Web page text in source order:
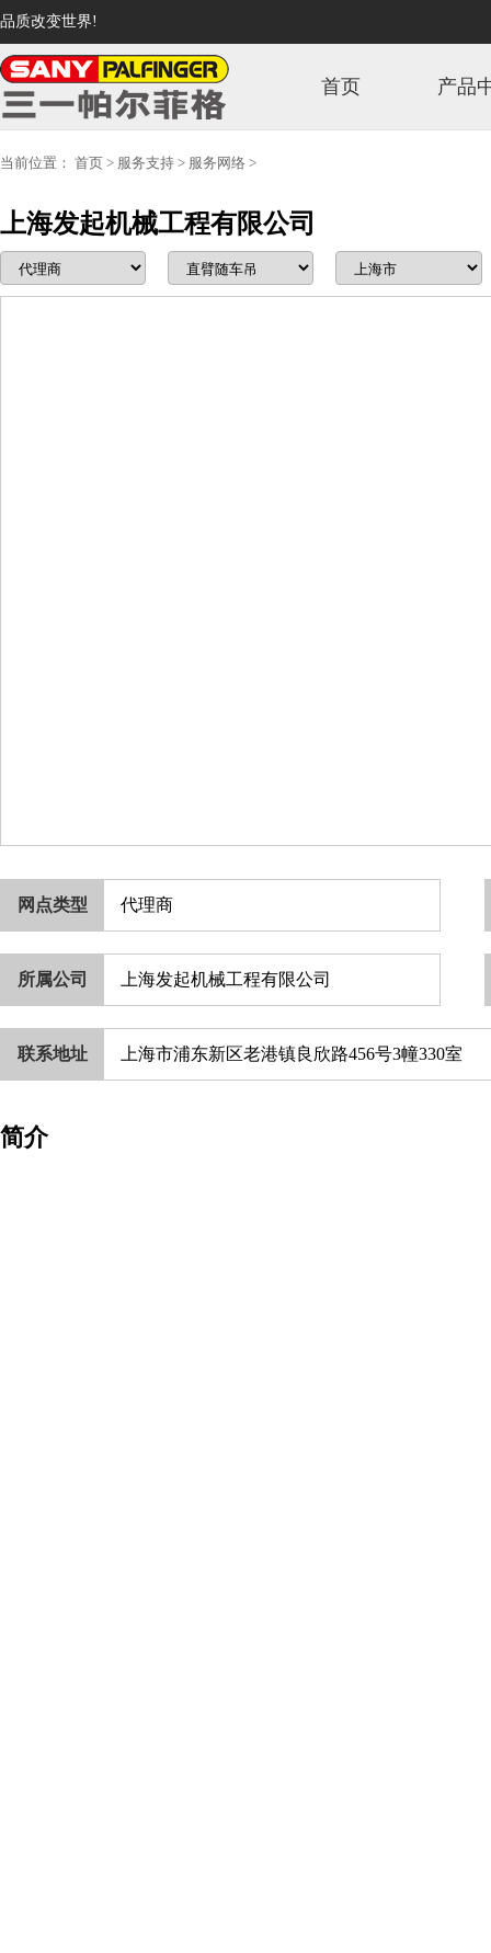
品质改变世界!
首页 产品
当前位置： 首页 > 服务支持 > 服务网络 >
上海发起机械工程有限公司
网点类型 代理商
所属公司 上海发起机械工程有限公司
联系地址 上海市浦东新区老港镇良欣路456号3幢330室
简介